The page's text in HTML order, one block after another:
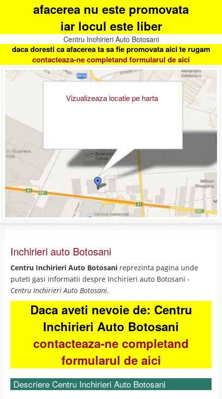
afacerea nu este promovata
iar locul este liber
Centru Inchirieri Auto Botosani
daca doresti ca afacerea ta sa fie promovata aici te rugam
contacteaza-ne completand formularul de aici
Vizualizeaza locatie pe harta
Inchirieri auto Botosani
Centru Inchirieri Auto Botosani reprezinta pagina unde
puteti gasi informatii despre Inchirieri auto Botosani -
Centru Inchirieri Auto Botosani.
Daca aveti nevoie de: Centru
Inchirieri Auto Botosani
contacteaza-ne completand
formularul de aici
Descriere Centru Inchirieri Auto Botosani